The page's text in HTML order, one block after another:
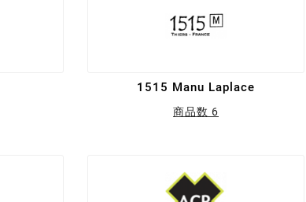
1515 Manu Laplace
商品数 6